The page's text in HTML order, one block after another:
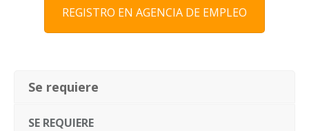
REGISTRO EN AGENCIA DE EMPLEO
Se requiere
SE REQUIERE